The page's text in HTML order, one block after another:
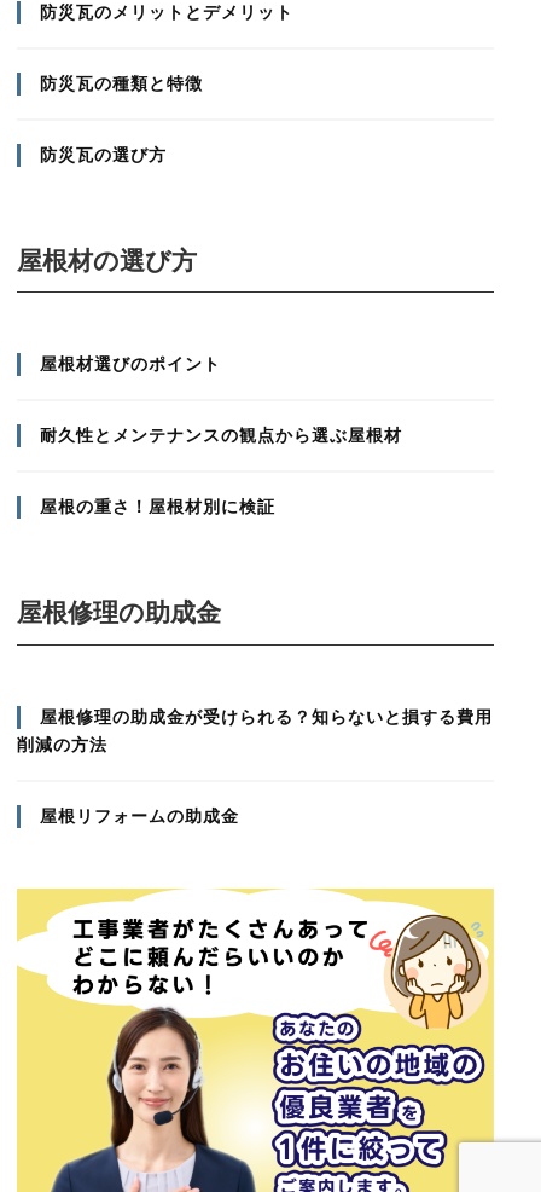
防災瓦のメリットとデメリット
防災瓦の種類と特徴
防災瓦の選び方
屋根材の選び方
屋根材選びのポイント
耐久性とメンテナンスの観点から選ぶ屋根材
屋根の重さ！屋根材別に検証
屋根修理の助成金
屋根修理の助成金が受けられる？知らないと損する費用
削減の方法
屋根リフォームの助成金